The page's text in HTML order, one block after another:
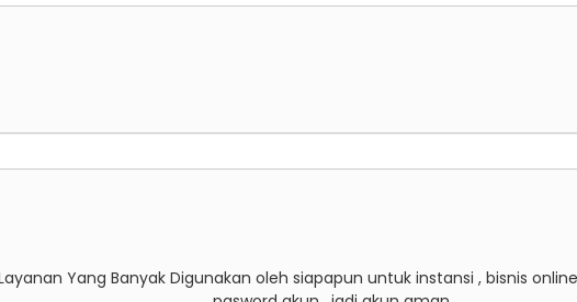
Yang Banyak Digunakan oleh siapapun untuk instansi , bisnis